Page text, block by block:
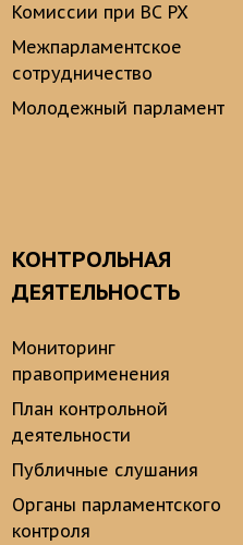
Комиссии при ВС РХ
Межпарламентское
сотрудничество
Молодежный парламент
КОНТРОЛЬНАЯ
ДЕЯТЕЛЬНОСТЬ
Мониторинг
правоприменения
План контрольной
деятельности
Публичные слушания
Органы парламентского
контроля